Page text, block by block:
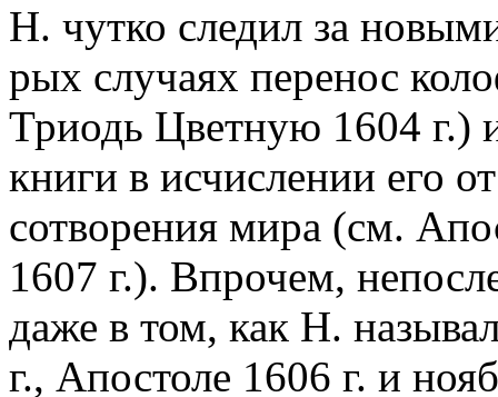
Н. чутко следил за
рых случаях перенос
Триодь Цветную 1604 г.)
книги в исчислении его
сотворения мира (см.
1607 г.). Впрочем,
даже в том, как Н.
г., Апостоле 1606 г. и